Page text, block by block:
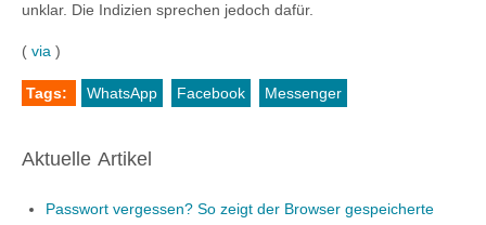
unklar. Die Indizien sprechen jedoch dafür.
( via )
Tags: WhatsApp Facebook Messenger
Aktuelle Artikel
Passwort vergessen? So zeigt der Browser gespeicherte